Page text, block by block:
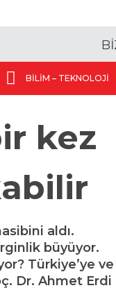
BILIM – TEKNOLOJI
kez
aldı.
büyüyor.
Türkiye’ye ve
Dr. Ahmet Erdi